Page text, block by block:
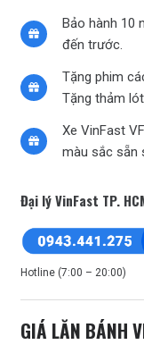
Bảo hành 10
đến trước.
Tặng phim
Tặng thảm
Xe VinFast
màu sắc sẵn
Đại lý VinFast TP.
Hotline (7:00 – 20:00)
GIÁ LĂN BÁNH